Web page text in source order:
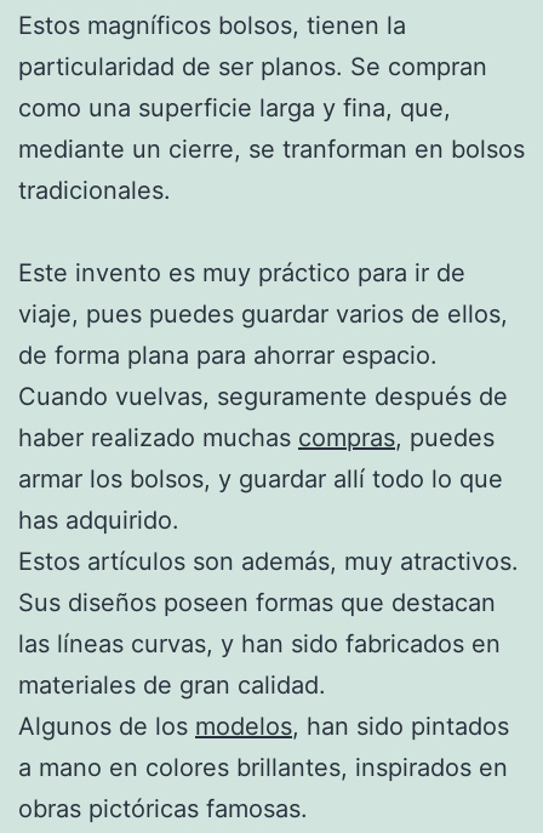
Estos magníficos bolsos, tienen la
particularidad de ser planos. Se compran
como una superficie larga y fina, que,
mediante un cierre, se tranforman en bolsos
tradicionales.
Este invento es muy práctico para ir de
viaje, pues puedes guardar varios de ellos,
de forma plana para ahorrar espacio.
Cuando vuelvas, seguramente después de
haber realizado muchas compras, puedes
armar los bolsos, y guardar allí todo lo que
has adquirido.
Estos artículos son además, muy atractivos.
Sus diseños poseen formas que destacan
las líneas curvas, y han sido fabricados en
materiales de gran calidad.
Algunos de los modelos, han sido pintados
a mano en colores brillantes, inspirados en
obras pictóricas famosas.